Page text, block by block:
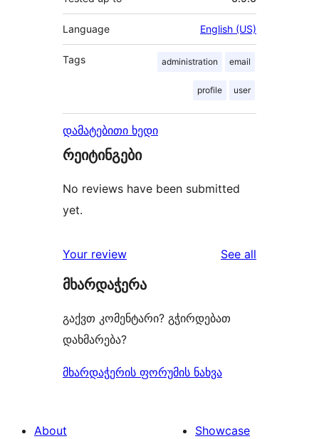
Language English (US)
Tags administration email
profile user
დამატებითი ხედი
რეიტინგები
No reviews have been submitted
yet.
Your review See all
მხარდაჭერა
გაქვთ კომენტარი? გჭირდებათ
დახმარება?
მხარდაჭერის ფორუმის ნახვა
About
Showcase